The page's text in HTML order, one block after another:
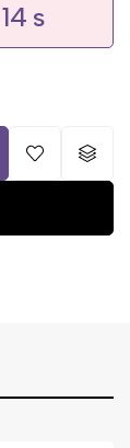
13 s